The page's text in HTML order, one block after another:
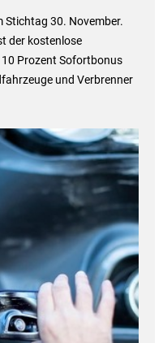
Stichtag 30. November.
der kostenlose
Prozent Sofortbonus
und Verbrenner